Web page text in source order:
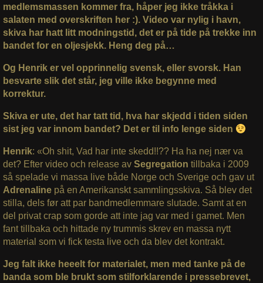
medlemsmassen kommer fra, håper jeg ikke tråkka i
salaten med overskriften her :). Video var nylig i havn,
skiva har hatt litt modningstid, det er på tide på trekke inn
bandet for en oljesjekk. Heng deg på…
Og Henrik er vel opprinnelig svensk, eller svorsk. Han
besvarte slik det står, jeg ville ikke begynne med
korrektur.
Skiva er ute, det har tatt tid, hva har skjedd i tiden siden
sist jeg var innom bandet? Det er til info lenge siden
Henrik: «Oh shit, Vad har inte skedd!!?? Ha ha nej nær va
det? Efter video och release av Segregation tillbaka i 2009
så spelade vi massa live både Norge och Sverige och gav ut
Adrenalinepå en Amerikanskt sammlingsskiva. Så blev det
stilla, dels før att par bandmedlemmare slutade. Samt at en
del privat crap som gorde att inte jag var med i gamet. Men
fant tillbaka och hittade ny trummis skrev en massa nytt
material som vi fick testa live och da blev det kontrakt.
Jeg falt ikke heeelt for materialet, men med tanke på de
banda som ble brukt som stilforklarende i pressebrevet,